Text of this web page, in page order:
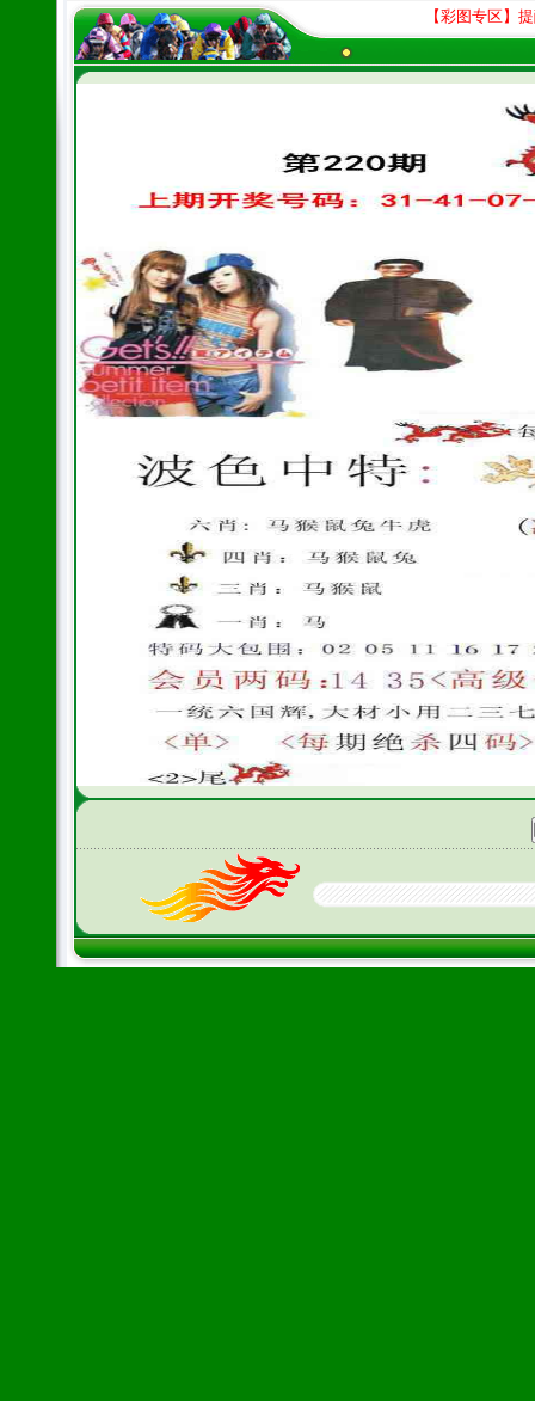
【彩图专区】